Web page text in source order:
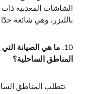
الشاشات المعدنية
بالليزر، وهي شائعة
10.
ما هي الصيانة التي
المناطق الساحلية؟
تتطلب المناطق